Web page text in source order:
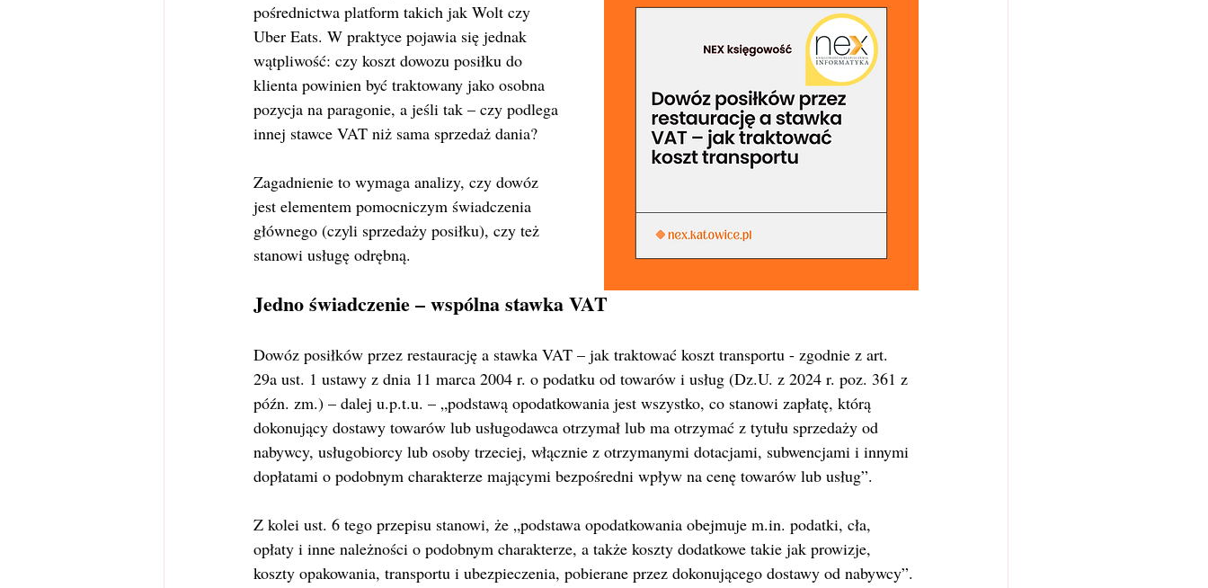
pośrednictwa platform takich jak Wolt czy
Uber Eats. W praktyce pojawia się jednak
wątpliwość: czy koszt dowozu posiłku do
klienta powinien być traktowany jako osobna
pozycja na paragonie, a jeśli tak – czy podlega
innej stawce VAT niż sama sprzedaż dania?
Zagadnienie to wymaga analizy, czy dowóz
jest elementem pomocniczym świadczenia
głównego (czyli sprzedaży posiłku), czy też
stanowi usługę odrębną.
Jedno świadczenie – wspólna stawka VAT
Dowóz posiłków przez restaurację a stawka VAT – jak traktować koszt transportu - zgodnie z art.
29a ust. 1 ustawy z dnia 11 marca 2004 r. o podatku od towarów i usług (Dz.U. z 2024 r. poz. 361 z
późn. zm.) – dalej u.p.t.u. – „podstawą opodatkowania jest wszystko, co stanowi zapłatę, którą
dokonujący dostawy towarów lub usługodawca otrzymał lub ma otrzymać z tytułu sprzedaży od
nabywcy, usługobiorcy lub osoby trzeciej, włącznie z otrzymanymi dotacjami, subwencjami i innymi
dopłatami o podobnym charakterze mającymi bezpośredni wpływ na cenę towarów lub usług”.
Z kolei ust. 6 tego przepisu stanowi, że „podstawa opodatkowania obejmuje m.in. podatki, cła,
opłaty i inne należności o podobnym charakterze, a także koszty dodatkowe takie jak prowizje,
koszty opakowania, transportu i ubezpieczenia, pobierane przez dokonującego dostawy od nabywcy”.